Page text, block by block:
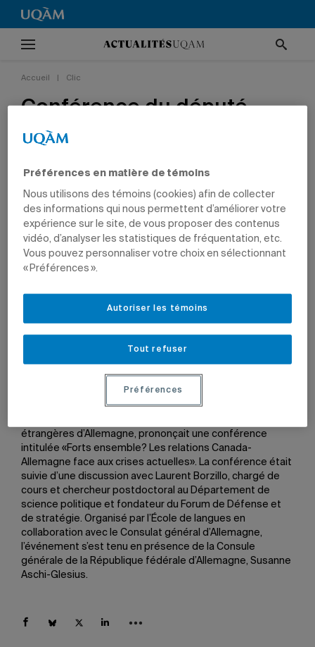
De gauche à droite, Britta Starcke, maître de langue, Neko
Likongo, directeur du Service des relations
internationales, Michael Link, coordonnateur des relations
générale de la République fédérale d’Allemagne,Laurent
Borzillo, chercheur postdoctoral au Département de
science politique, et Sebastian Döderlein, maître de
Photo: Jean-François Hamelin
Accueil Clic
Conférence du député
allemand Michael Link
Le 20 novembre dernier, Michael Link, député au
Bundestag et coordonnateur des relations
étrangères d’Allemagne, prononçait une conférence
intitulée «Forts ensemble? Les relations Canada-
Allemagne face aux crises actuelles». La conférence était
suivie d’une discussion avec Laurent Borzillo, chargé de
cours et chercheur postdoctoral au Département de
science politique et fondateur du Forum de Défense et
de stratégie. Organisé par l’École de langues en
collaboration avec le Consulat général d’Allemagne,
l’événement s’est tenu en présence de la Consule
générale de la République fédérale d’Allemagne, Susanne
Aschi-Glesius.
Préférences en matière de témoins
Nous utilisons des témoins (cookies) afin de collecter
des informations qui nous permettent d’améliorer votre
expérience sur le site, de vous proposer des contenus
vidéo, d’analyser les statistiques de fréquentation, etc.
Vous pouvez personnaliser votre choix en sélectionnant
« Préférences ».
Tout refuser
Autoriser les témoins
Préférences